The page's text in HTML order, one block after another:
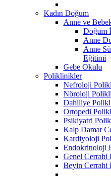
Kadın Doğum
Anne ve
Doğum
Anne
Anne
Eğitimi
Gebe Okulu
Poliklinikler
Nefroloji
Nöroloji
Dahiliye
Ortopedi
Psikiyatri
Kalp Damar
Kardiyoloji
Endokrinoloji
Genel Cerrahi
Beyin Cerrahi